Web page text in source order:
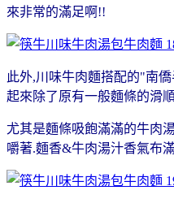
來非常的滿足啊!!
此外,川味牛肉麵搭配的"南
起來除了原有一般麵條的滑
尤其是麵條吸飽滿滿的牛肉
嚼著.麵香&牛肉湯汁香氣布